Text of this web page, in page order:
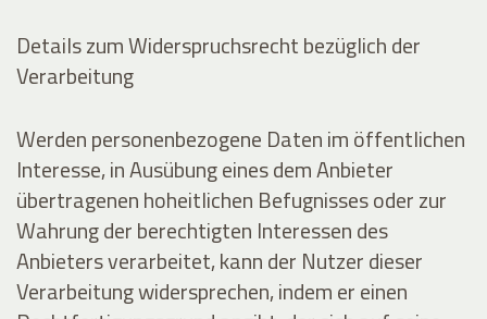
Details zum Widerspruchsrecht bezüglich der
Verarbeitung
Werden personenbezogene Daten im öffentlichen
Interesse, in Ausübung eines dem Anbieter
übertragenen hoheitlichen Befugnisses oder zur
Wahrung der berechtigten Interessen des
Anbieters verarbeitet, kann der Nutzer dieser
Verarbeitung widersprechen, indem er einen